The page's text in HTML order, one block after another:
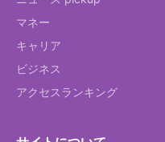
マネー
キャリア
ビジネス
アクセスランキング